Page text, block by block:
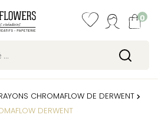
0
CHROMAFLOW DE DERWENT
DERWENT